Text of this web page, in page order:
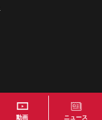
動画 ニュース